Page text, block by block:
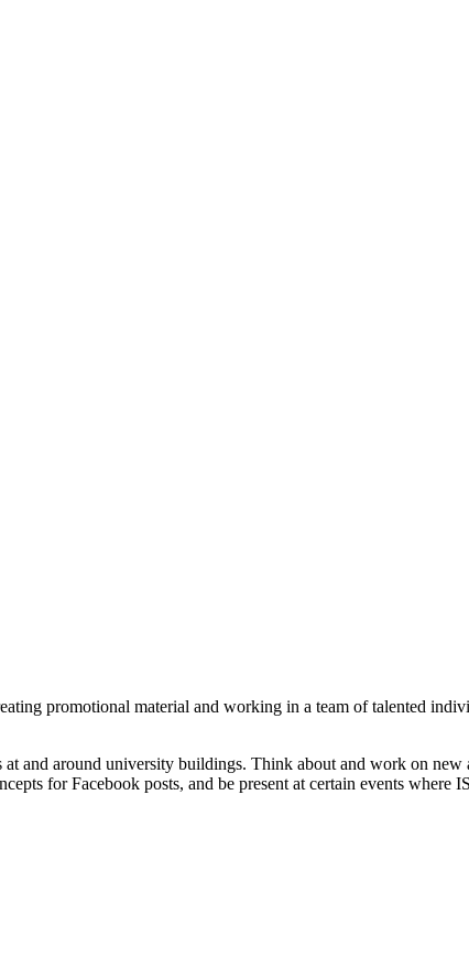
promotional material and working in a team of talented
and around university buildings. Think about and work on
for Facebook posts, and be present at certain events where